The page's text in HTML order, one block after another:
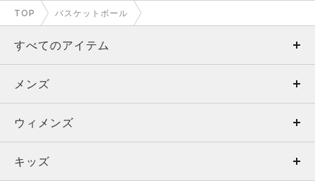
TOP バスケットボール
すべてのアイテム
メンズ
ウィメンズ
キッズ
メンズ
トップス
ボトムス
ウィメンズ
トップス
キッズ